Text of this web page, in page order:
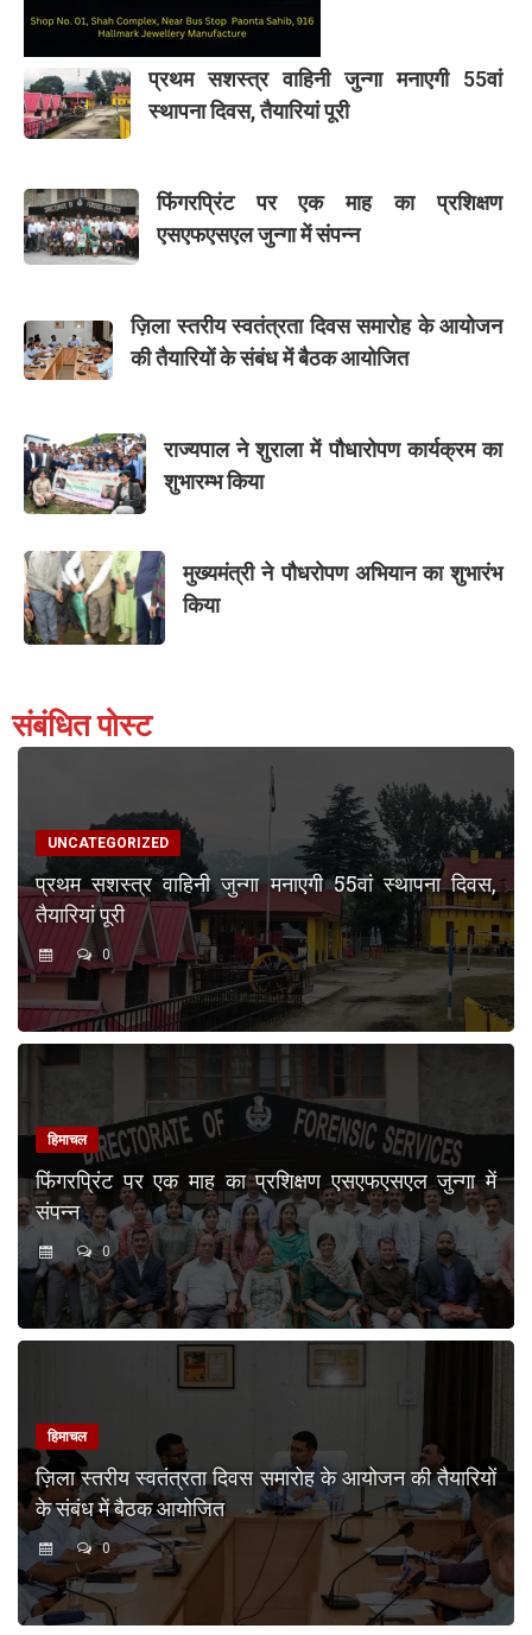
प्रथम सशस्त्र वाहिनी जुन्गा मनाएगी 55वां
स्थापना दिवस, तैयारियां पूरी
फिंगरप्रिंट पर एक माह का प्रशिक्षण
एसएफएसएल जुन्गा में संपन्न
ज़िला स्तरीय स्वतंत्रता दिवस समारोह के आयोजन
की तैयारियों के संबंध में बैठक आयोजित
राज्यपाल ने शुराला में पौधारोपण कार्यक्रम का
शुभारम्भ किया
मुख्यमंत्री ने पौधरोपण अभियान का शुभारंभ
किया
संबंधित पोस्ट
UNCATEGORIZED
प्रथम सशस्त्र वाहिनी जुन्गा मनाएगी 55वां स्थापना दिवस,
तैयारियां पूरी
0
हिमाचल
फिंगरप्रिंट पर एक माह का प्रशिक्षण एसएफएसएल जुन्गा में
संपन्न
0
हिमाचल
ज़िला स्तरीय स्वतंत्रता दिवस समारोह के आयोजन की तैयारियों
के संबंध में बैठक आयोजित
0